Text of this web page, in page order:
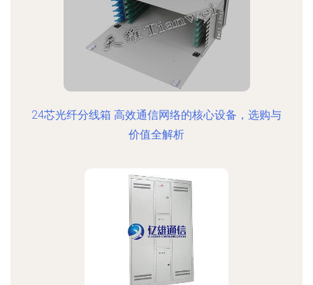
24芯光纤分线箱 高效通信网络的核心设备，选购与
价值全解析